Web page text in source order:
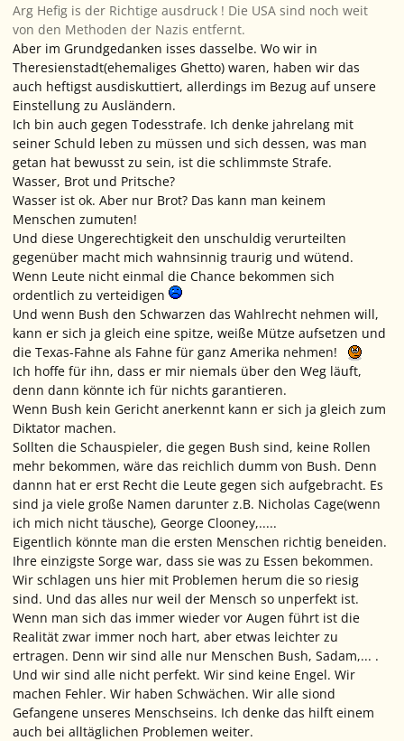
Arg Hefig is der Richtige ausdruck ! Die USA sind noch weit
von den Methoden der Nazis entfernt.
Aber im Grundgedanken isses dasselbe. Wo wir in
Theresienstadt(ehemaliges Ghetto) waren, haben wir das
auch heftigst ausdiskuttiert, allerdings im Bezug auf unsere
Einstellung zu Ausländern.
Ich bin auch gegen Todesstrafe. Ich denke jahrelang mit
seiner Schuld leben zu müssen und sich dessen, was man
getan hat bewusst zu sein, ist die schlimmste Strafe.
Wasser, Brot und Pritsche?
Wasser ist ok. Aber nur Brot? Das kann man keinem
Menschen zumuten!
Und diese Ungerechtigkeit den unschuldig verurteilten
gegenüber macht mich wahnsinnig traurig und wütend.
Wenn Leute nicht einmal die Chance bekommen sich
ordentlich zu verteidigen
Und wenn Bush den Schwarzen das Wahlrecht nehmen will,
kann er sich ja gleich eine spitze, weiße Mütze aufsetzen und
die Texas-Fahne als Fahne für ganz Amerika nehmen!
Ich hoffe für ihn, dass er mir niemals über den Weg läuft,
denn dann könnte ich für nichts garantieren.
Wenn Bush kein Gericht anerkennt kann er sich ja gleich zum
Diktator machen.
Sollten die Schauspieler, die gegen Bush sind, keine Rollen
mehr bekommen, wäre das reichlich dumm von Bush. Denn
dannn hat er erst Recht die Leute gegen sich aufgebracht. Es
sind ja viele große Namen darunter z.B. Nicholas Cage(wenn
ich mich nicht täusche), George Clooney,.....
Eigentlich könnte man die ersten Menschen richtig beneiden.
Ihre einzigste Sorge war, dass sie was zu Essen bekommen.
Wir schlagen uns hier mit Problemen herum die so riesig
sind. Und das alles nur weil der Mensch so unperfekt ist.
Wenn man sich das immer wieder vor Augen führt ist die
Realität zwar immer noch hart, aber etwas leichter zu
ertragen. Denn wir sind alle nur Menschen Bush, Sadam,... .
Und wir sind alle nicht perfekt. Wir sind keine Engel. Wir
machen Fehler. Wir haben Schwächen. Wir alle siond
Gefangene unseres Menschseins. Ich denke das hilft einem
auch bei alltäglichen Problemen weiter.